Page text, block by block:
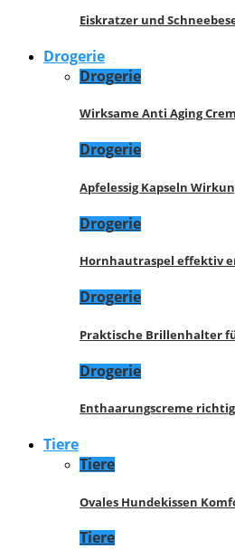
Eiskratzer und
Drogerie
Drogerie
Wirksame Anti Aging
Drogerie
Apfelessig Kapseln
Drogerie
Hornhautraspel effektiv
Drogerie
Praktische Brillenhalter
Drogerie
Enthaarungscreme
Tiere
Tiere
Ovales Hundekissen
Tiere